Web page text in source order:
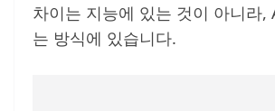
차이는 지능에 있는 것이 아니라,
는 방식에 있습니다.